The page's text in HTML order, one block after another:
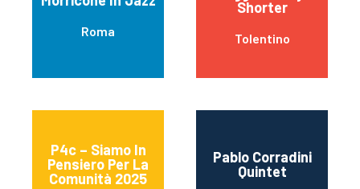
Roma
Shorter
Tolentino
P4c – Siamo In
Pensiero Per La
Comunità 2025
Pablo Corradini
Quintet